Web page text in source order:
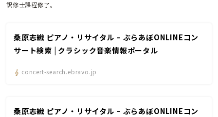
訳修士課程修了。
桑原志織 ピアノ・リサイタル – ぶらあぼONLINEコン
サート検索 | クラシック音楽情報ポータル
concert-search.ebravo.jp
桑原志織 ピアノ・リサイタル – ぶらあぼONLINEコン